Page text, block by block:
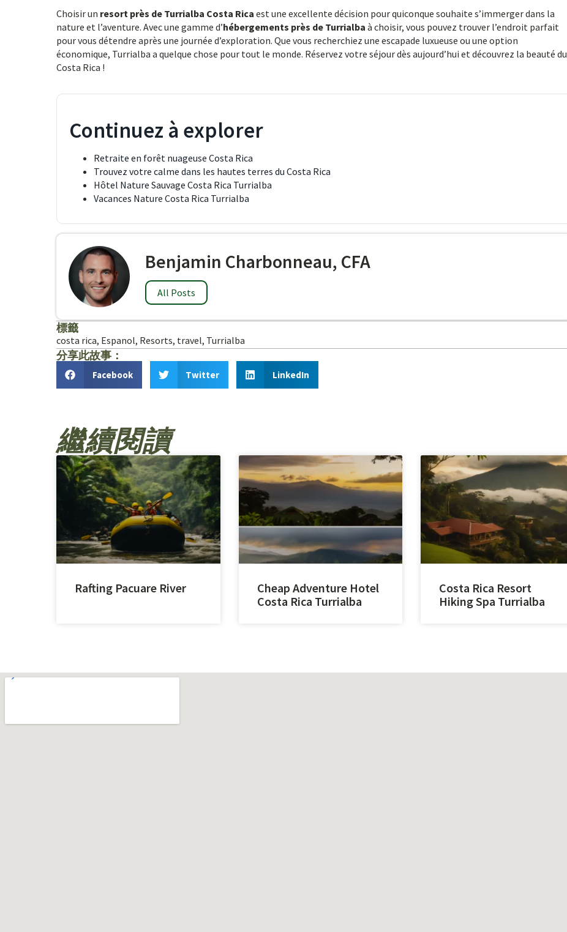
Choisir un resort près de Turrialba Costa Rica est une excellente décision pour quiconque souhaite s’immerger dans la
nature et l’aventure. Avec une gamme d’hébergements près de Turrialba à choisir, vous pouvez trouver l’endroit parfait
pour vous détendre après une journée d’exploration. Que vous recherchiez une escapade luxueuse ou une option
économique, Turrialba a quelque chose pour tout le monde. Réservez votre séjour dès aujourd’hui et découvrez la beauté du
Costa Rica !
Continuez à explorer
Retraite en forêt nuageuse Costa Rica
Trouvez votre calme dans les hautes terres du Costa Rica
Hôtel Nature Sauvage Costa Rica Turrialba
Vacances Nature Costa Rica Turrialba
Benjamin Charbonneau, CFA
All Posts
標籤
costa rica, Espanol, Resorts, travel, Turrialba
分享此故事：
Facebook Twitter LinkedIn
繼續閱讀
Rafting Pacuare River
Cheap Adventure Hotel
Costa Rica Turrialba
Costa Rica Resort
Hiking Spa Turrialba